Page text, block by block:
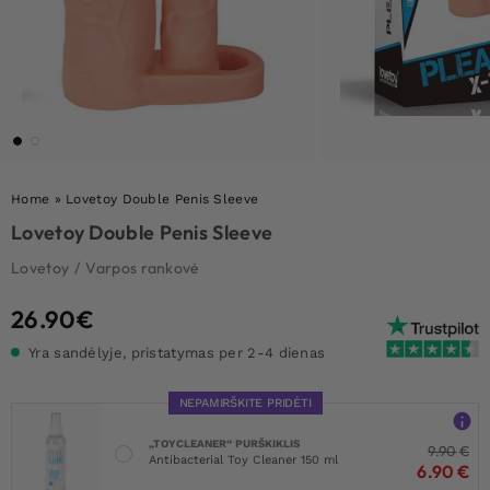
Home » Lovetoy Double Penis Sleeve
Lovetoy Double Penis Sleeve
Lovetoy / Varpos rankovė
26.90€
Yra sandėlyje, pristatymas per 2-4 dienas
NEPAMIRŠKITE PRIDĖTI
„TOYCLEANER“ PURŠKIKLIS
Antibacterial Toy Cleaner 150 ml
9.90€
6.90 €